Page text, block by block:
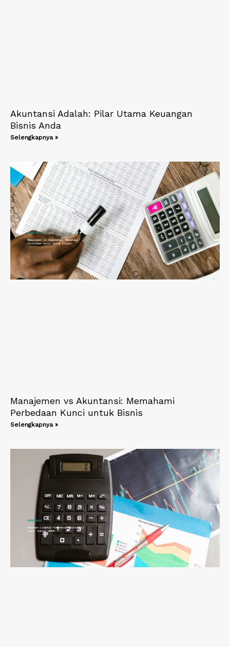
Akuntansi Adalah: Pilar Utama Keuangan
Bisnis Anda
Selengkapnya »
Manajemen vs Akuntansi: Memahami
Perbedaan Kunci untuk Bisnis
Selengkapnya »